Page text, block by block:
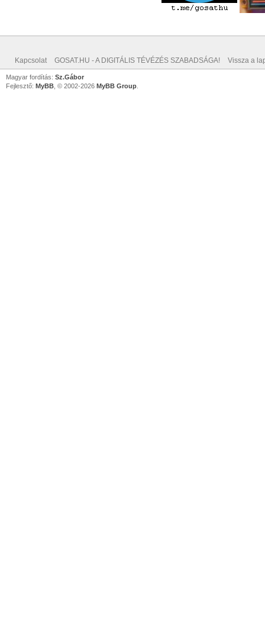
Kapcsolat GOSAT.HU - A DIGITÁLIS TÉVÉZÉS SZABADSÁGA! Vissza a
Magyar fordítás: Sz.Gábor
Fejlesztő: MyBB , © 2002-2026 MyBB Group